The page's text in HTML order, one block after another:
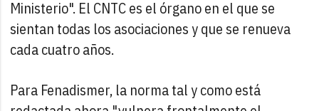
Ministerio". El CNTC es el órgano en el que se
sientan todas los asociaciones y que se renueva
cada cuatro años.
Para Fenadismer, la norma tal y como está